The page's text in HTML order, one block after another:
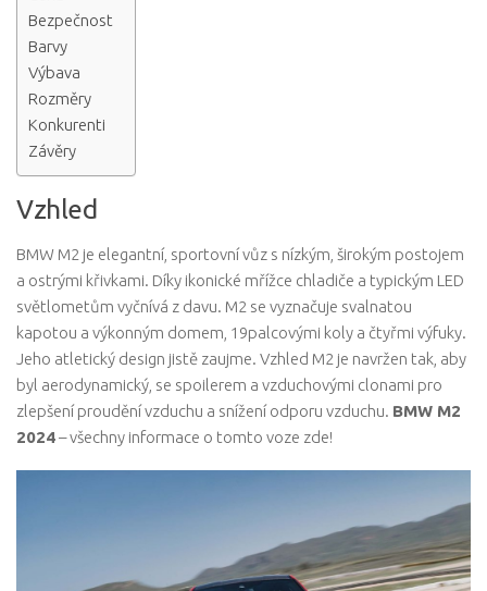
Bezpečnost
Barvy
Výbava
Rozměry
Konkurenti
Závěry
Vzhled
BMW M2 je elegantní, sportovní vůz s nízkým, širokým postojem
a ostrými křivkami. Díky ikonické mřížce chladiče a typickým LED
světlometům vyčnívá z davu. M2 se vyznačuje svalnatou
kapotou a výkonným domem, 19palcovými koly a čtyřmi výfuky.
Jeho atletický design jistě zaujme. Vzhled M2 je navržen tak, aby
byl aerodynamický, se spoilerem a vzduchovými clonami pro
zlepšení proudění vzduchu a snížení odporu vzduchu. BMW M2
2024– všechny informace o tomto voze zde!